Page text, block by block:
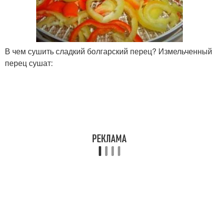
В чем сушить сладкий болгарский перец? Измельченный
перец сушат: